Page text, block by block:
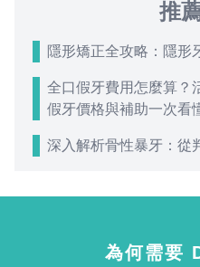
推
隱形矯正全攻略：隱形
全口假牙費用怎麼算？
假牙價格與補助一次看
深入解析骨性暴牙：從
為何需要